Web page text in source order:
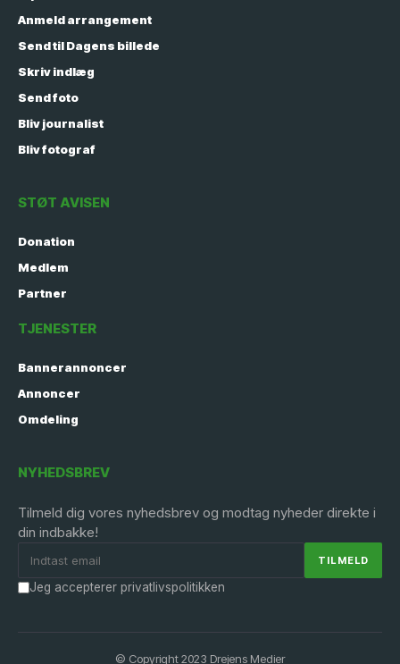
Anmeld arrangement
Send til Dagens billede
Skriv indlæg
Send foto
Bliv journalist
Bliv fotograf
STØT AVISEN
Donation
Medlem
Partner
TJENESTER
Bannerannoncer
Annoncer
Omdeling
NYHEDSBREV
Tilmeld dig vores nyhedsbrev og modtag nyheder direkte i
din indbakke!
Jeg accepterer privatlivspolitikken
© Copyright 2023 Drejens Medier